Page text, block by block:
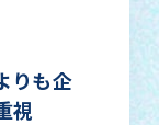
りも企
視